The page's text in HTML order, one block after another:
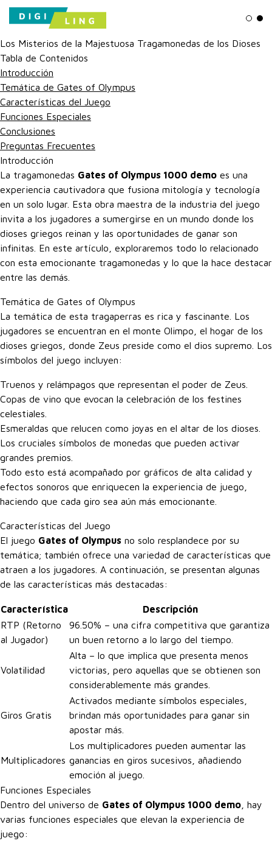
Los Misterios de la Majestuosa Tragamonedas de los Dioses
Tabla de Contenidos
Introducción
Temática de Gates of Olympus
Características del Juego
Funciones Especiales
Conclusiones
Preguntas Frecuentes
Introducción
La tragamonedas Gates of Olympus 1000 demo es una
experiencia cautivadora que fusiona mitología y tecnología
en un solo lugar. Esta obra maestra de la industria del juego
invita a los jugadores a sumergirse en un mundo donde los
dioses griegos reinan y las oportunidades de ganar son
infinitas. En este artículo, exploraremos todo lo relacionado
con esta emocionante tragamonedas y lo que la hace destacar
entre las demás.
Temática de Gates of Olympus
La temática de esta tragaperras es rica y fascinante. Los
jugadores se encuentran en el monte Olimpo, el hogar de los
dioses griegos, donde Zeus preside como el dios supremo. Los
símbolos del juego incluyen:
Truenos y relámpagos que representan el poder de Zeus.
Copas de vino que evocan la celebración de los festines
celestiales.
Esmeraldas que relucen como joyas en el altar de los dioses.
Los cruciales símbolos de monedas que pueden activar
grandes premios.
Todo esto está acompañado por gráficos de alta calidad y
efectos sonoros que enriquecen la experiencia de juego,
haciendo que cada giro sea aún más emocionante.
Características del Juego
El juego Gates of Olympus no solo resplandece por su
temática; también ofrece una variedad de características que
atraen a los jugadores. A continuación, se presentan algunas
de las características más destacadas:
Característica
Descripción
RTP (Retorno
al Jugador)
96.50% – una cifra competitiva que garantiza
un buen retorno a lo largo del tiempo.
Volatilidad
Alta – lo que implica que presenta menos
victorias, pero aquellas que se obtienen son
considerablemente más grandes.
Giros Gratis
Activados mediante símbolos especiales,
brindan más oportunidades para ganar sin
apostar más.
Multiplicadores
Los multiplicadores pueden aumentar las
ganancias en giros sucesivos, añadiendo
emoción al juego.
Funciones Especiales
Dentro del universo de Gates of Olympus 1000 demo , hay
varias funciones especiales que elevan la experiencia de
juego: